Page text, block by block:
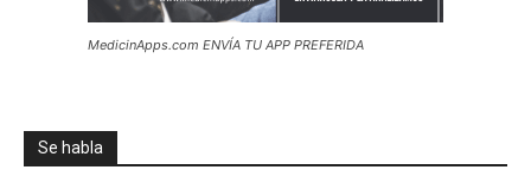
MedicinApps.com ENVÍA TU APP PREFERIDA
Se habla